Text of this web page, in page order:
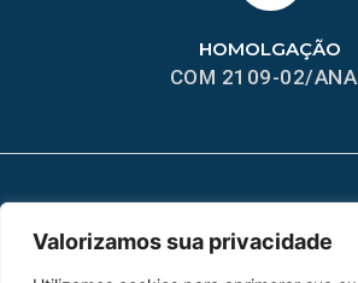
Valorizamos sua privacidade
HOMOLGAÇÃO
COM 2109-02/